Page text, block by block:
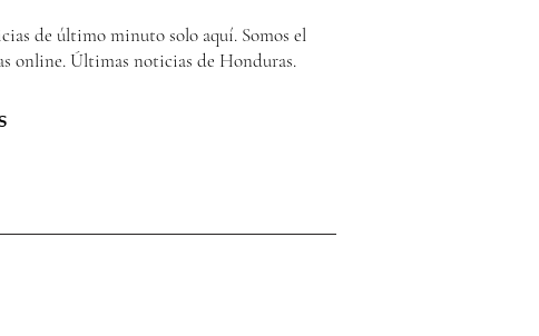
de último minuto solo aquí. Somos el
online. Últimas noticias de Honduras.